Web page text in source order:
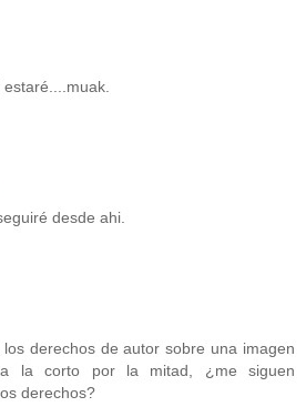
desde ahi.
derechos de autor sobre una imagen
la corto por la mitad, ¿me siguen
derechos?